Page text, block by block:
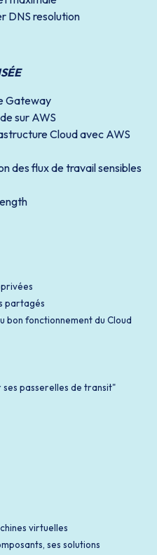
DNS resolution
Gateway
sur AWS
Cloud avec AWS
des flux de travail sensibles
partagés
bon fonctionnement du Cloud
passerelles de transit"
virtuelles
ses solutions